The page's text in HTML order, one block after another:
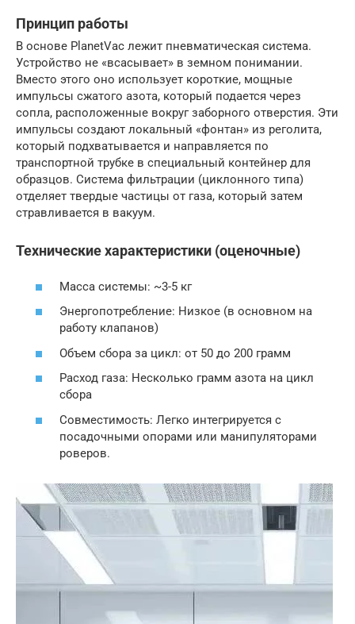
Принцип работы
В основе PlanetVac лежит пневматическая система.
Устройство не «всасывает» в земном понимании.
Вместо этого оно использует короткие, мощные
импульсы сжатого азота, который подается через
сопла, расположенные вокруг заборного отверстия. Эти
импульсы создают локальный «фонтан» из реголита,
который подхватывается и направляется по
транспортной трубке в специальный контейнер для
образцов. Система фильтрации (циклонного типа)
отделяет твердые частицы от газа, который затем
стравливается в вакуум.
Технические характеристики (оценочные)
Масса системы: ~3-5 кг
Энергопотребление: Низкое (в основном на
работу клапанов)
Объем сбора за цикл: от 50 до 200 грамм
Расход газа: Несколько грамм азота на цикл
сбора
Совместимость: Легко интегрируется с
посадочными опорами или манипуляторами
роверов.